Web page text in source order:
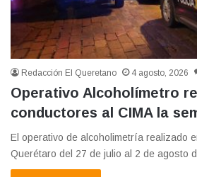
Redacción El Queretano 4 agosto, 2026
Operativo Alcoholímetro
conductores al CIMA la
El operativo de alcoholimetría realizado
Querétaro del 27 de julio al 2 de agosto